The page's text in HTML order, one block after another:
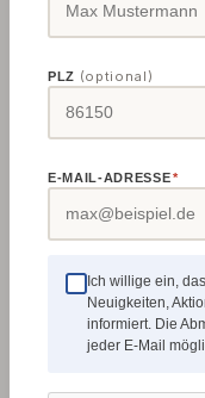
Stahlhalter für
| 12 x 12 mm
Verkaufspreis:
37,28 € Regulärer
39,27 €
PLZ (optional)
E-MAIL-ADRESSE*
Ich willige ein,
Neuigkeiten,
informiert. Die
jeder E-Mail